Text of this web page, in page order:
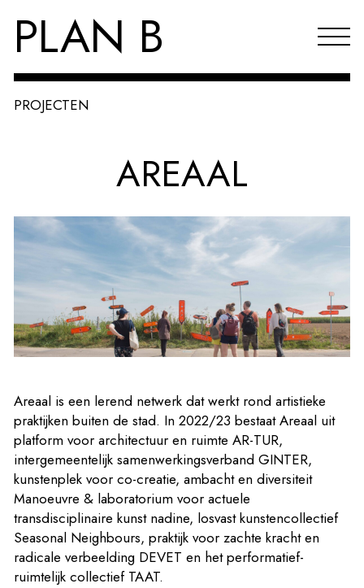
PLAN B
Over PLAN B
Index
EN
PROJECTEN
AREAAL
Areaal is een lerend netwerk dat werkt rond artistieke
praktijken buiten de stad. In 2022/23 bestaat Areaal uit
platform voor architectuur en ruimte AR-TUR,
intergemeentelijk samenwerkingsverband GINTER,
kunstenplek voor co-creatie, ambacht en diversiteit
Manoeuvre & laboratorium voor actuele
transdisciplinaire kunst nadine, losvast kunstencollectief
Seasonal Neighbours, praktijk voor zachte kracht en
radicale verbeelding DEVET en hetperformatief-
ruimtelijk collectief TAAT.